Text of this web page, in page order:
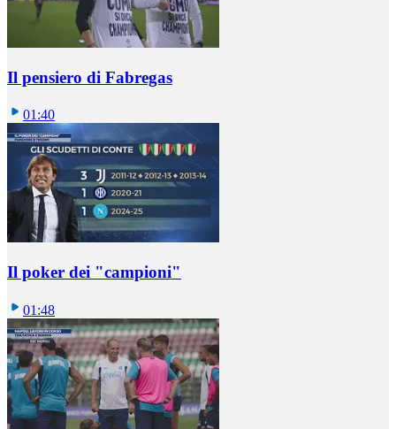
Il pensiero di Fabregas
01:40
Il poker dei "campioni"
01:48